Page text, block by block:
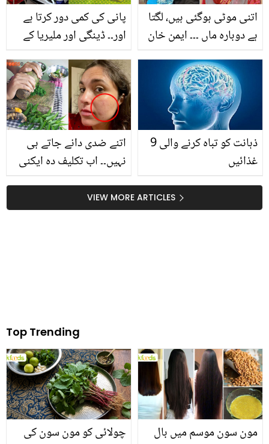
پانی کی کمی دور کرتا ہے
اور۔۔ ڈینگی اور ملیریا کے
کیوں پینا چاہیے؟ جانیں
اسے بنانے کا طریقہ
اتنی موٹی ہوگئی ہیں، لگتا
ہے دوبارہ ماں ۔۔۔ ایمن خان
صارفین نے خوشخبری
سُنادی، کیا یہ سچ ہے؟
اتنے ضدی دانے جاتے ہی
نہیں۔۔ اب تکلیف دہ ایکنی
اینٹی سیپٹک ماسک! جو
دانے کے نشان تک مٹا دے
ذہانت کو تباہ کرنے والی 9
غذائیں
VIEW MORE ARTICLES
Top Trending
چولائی کو مون سون کی
مون سون موسم میں بال